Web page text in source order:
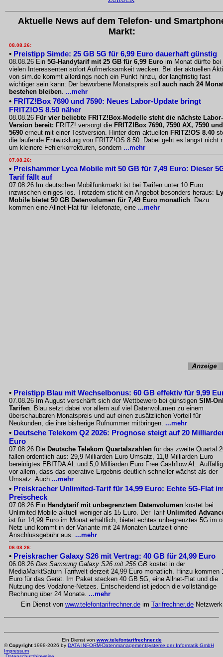
Aktuelle News auf dem Telefon- und
Markt:
08.08.26:
• Preistipp Simde: 25 GB 5G für 6,99 Euro dauerhaft günstig
08.08.26 Ein 5G-Handytarif mit 25 GB für 6,99 Euro im Monat dürfte bei
vielen Interessenten sofort Aufmerksamkeit wecken. Bei der aktuellen
von sim.de kommt allerdings noch ein Punkt hinzu, der langfristig fast
wichtiger sein kann: Der beworbene Monatspreis soll auch nach 24
bestehen bleiben. ...mehr
• FRITZ!Box 7690 und 7590: Neues Labor-Update bringt
FRITZ!OS 8.50 näher
08.08.26 Für vier beliebte FRITZ!Box-Modelle steht die nächste Labor-
Version bereit: FRITZ! versorgt die FRITZ!Box 7690, 7590 AX, 7590 und
5690 erneut mit einer Testversion. Hinter dem aktuellen FRITZ!OS 8.40
die laufende Entwicklung von FRITZ!OS 8.50. Dabei geht es längst nicht
um kleinere Fehlerkorrekturen, sondern ...mehr
07.08.26:
• Preishammer Lyca Mobile mit 50 GB für 7,49 Euro: Dieser
Tarif fällt auf
07.08.26 Im deutschen Mobilfunkmarkt ist bei Tarifen unter 10 Euro
inzwischen einiges los. Trotzdem sticht ein Angebot besonders heraus:
Mobile bietet 50 GB Datenvolumen für 7,49 Euro monatlich. Dazu
kommen eine Allnet-Flat für Telefonate, eine ...mehr
• Preistipp Blau mit Wechselbonus: 60 GB effektiv für 9,99
07.08.26 Im August verschärft sich der Wettbewerb bei günstigen SIM-
Tarifen. Blau setzt dabei vor allem auf viel Datenvolumen zu einem
überschaubaren Monatspreis und auf einen zusätzlichen Vorteil für
Neukunden, die ihre bisherige Rufnummer mitbringen. ...mehr
• Deutsche Telekom Q2 2026: Prognose steigt auf 20
Euro
07.08.26 Die Deutsche Telekom Quartalszahlen für das zweite Quartal
fallen ordentlich aus: 29,9 Milliarden Euro Umsatz, 11,8 Milliarden Euro
bereinigtes EBITDA AL und 5,0 Milliarden Euro Free Cashflow AL.
vor allem, dass das operative Ergebnis deutlich schneller wächst als der
Umsatz. Auch ...mehr
• Preiskracher Unlimited-Tarif für 14,99 Euro: Echte 5G-Flat
Preischeck
07.08.26 Ein Handytarif mit unbegrenztem Datenvolumen kostet bei
Unlimited Mobile aktuell weniger als 15 Euro. Der Tarif Unlimited
ist für 14,99 Euro im Monat erhältlich, bietet echtes unbegrenztes 5G im
Netz und kommt in der Variante mit 24 Monaten Laufzeit ohne
Anschlussgebühr aus. ...mehr
06.08.26:
• Preiskracher Galaxy S26 mit Vertrag: 40 GB für 24,99 Euro
06.08.26 Das Samsung Galaxy S26 mit 256 GB kostet in der
MediaMarktSaturn Tarifwelt derzeit 24,99 Euro monatlich. Hinzu kommen
Euro für das Gerät. Im Paket stecken 40 GB 5G, eine Allnet-Flat und die
Nutzung des Vodafone-Netzes. Entscheidend ist jedoch die vollständige
Rechnung über 24 Monate. ...mehr
Ein Dienst von www.telefontarifrechner.de im Tarifrechner.de Netzwerk
Ein Dienst von www.telefontarifrechner.de
©Copyright1998-2026 by DATA INFORM-Datenmanagementsysteme der Informatik GmbH
Impressum